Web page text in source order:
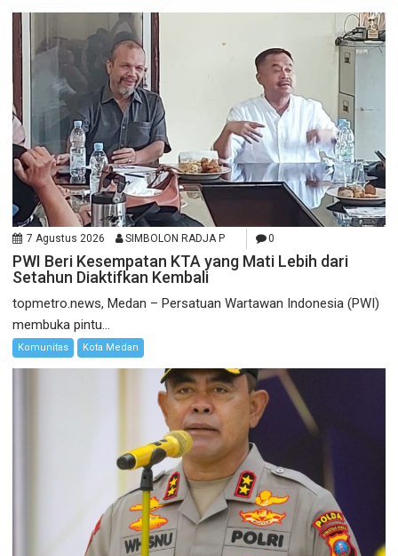
7 Agustus 2026 SIMBOLON RADJA P 0
PWI Beri Kesempatan KTA yang Mati Lebih dari
Setahun Diaktifkan Kembali
topmetro.news, Medan – Persatuan Wartawan Indonesia (PWI)
membuka pintu...
Komunitas Kota Medan